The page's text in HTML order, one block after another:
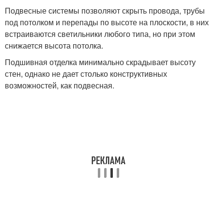
Подвесные системы позволяют скрыть провода, трубы
под потолком и перепады по высоте на плоскости, в них
встраиваются светильники любого типа, но при этом
снижается высота потолка.
Подшивная отделка минимально скрадывает высоту
стен, однако не дает столько конструктивных
возможностей, как подвесная.